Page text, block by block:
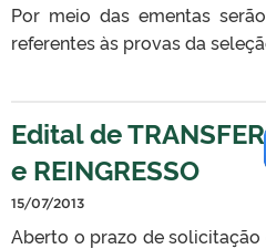
Por meio das ementas
referentes às provas da
Edital de
e REINGRESSO
15/07/2013
Aberto o prazo de